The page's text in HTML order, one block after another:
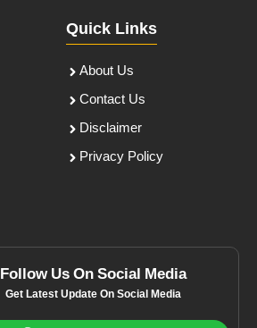
Quick Links
About Us
Contact Us
Disclaimer
Privacy Policy
Follow Us On Social Media
Get Latest Update On Social Media